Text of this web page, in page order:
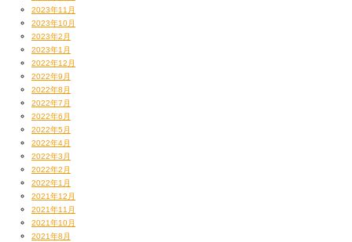
せくしーは『ギター・マガジン』とかのれるから
いいよなーとか思っていた。
掲載されたらまた紹介します。
んでその後リハスタへ。
2023年11月
2023年10月
2023年2月
2023年1月
2022年12月
2022年9月
2022年8月
2022年7月
2022年6月
2022年5月
2022年4月
2022年3月
2022年2月
2022年1月
2021年12月
2021年11月
2021年10月
2021年8月